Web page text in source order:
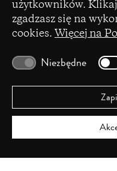
użytkowników.
zgadzasz się na
cookies. Więcej na
Niezbędne
(opens
a
Ministerstwa Nauki i
podstawie umowy Nr
lipca 2019 r. z
programu „Wsparcie